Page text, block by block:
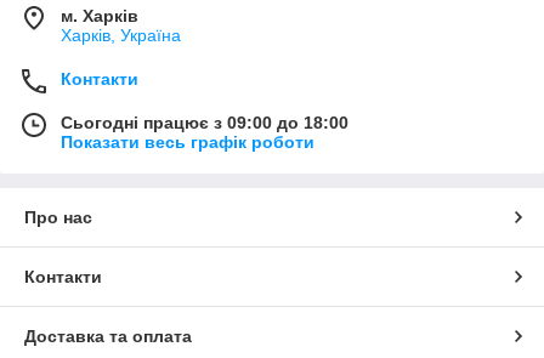
м. Харків
Харків, Україна
Контакти
Сьогодні працює з 09:00 до 18:00
Показати весь графік роботи
Про нас
Контакти
Доставка та оплата